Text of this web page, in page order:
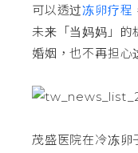
可以透过冻卵疗程
未来「当妈妈」的
婚姻，也不再担心
茂盛医院在冷冻卵